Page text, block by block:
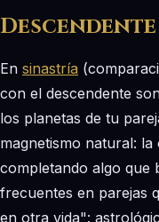
En sinastría
con el descendente
los planetas de tu
magnetismo natural:
completando algo que
frecuentes en parejas
en otra vida":